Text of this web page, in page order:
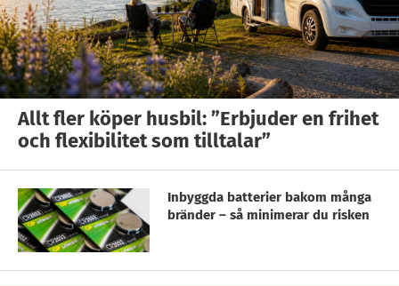
Allt fler köper husbil: ”Erbjuder en frihet
och flexibilitet som tilltalar”
Inbyggda batterier bakom många
bränder – så minimerar du risken